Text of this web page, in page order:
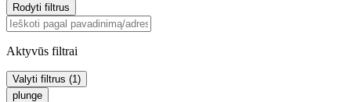
Rodyti filtrus
Aktyvūs filtrai
Valyti filtrus (1 )
plunge